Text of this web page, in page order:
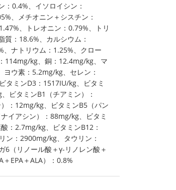
0.4%、イソロイシン：
、メチオニン＋シスチン：
、トレオニン：0.79%、トリ
：18.6%、カルシウム：
ナトリウム：1.25%、クロー
114mg/kg、銅：12.4mg/kg、マ
ウ素：5.2mg/kg、セレン：
タミンD3：1517IU/kg、ビタミ
ビタミンB1（チアミン）：
：12mg/kg、ビタミンB5（パン
イアシン）：88mg/kg、ビタミ
：2.7mg/kg、ビタミンB12：
ン：2900mg/kg、タウリン：
（リノール酸＋γ-リノレン酸＋
EPA＋ALA）：0.8%